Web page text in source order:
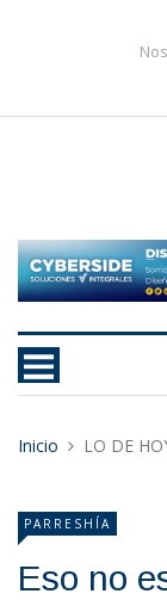
Inicio LO DE
PARRESHÍA
Eso no